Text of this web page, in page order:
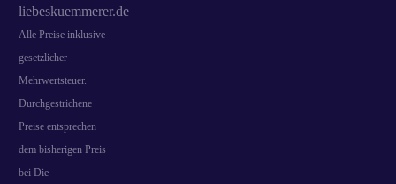
liebeskuemmerer.de
Alle Preise inklusive
gesetzlicher
Mehrwertsteuer.
Durchgestrichene
Preise entsprechen
dem bisherigen Preis
bei Die